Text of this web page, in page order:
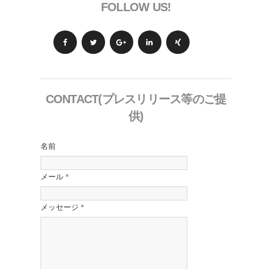
FOLLOW US!
CONTACT(プレスリリース等のご提
供)
名前
メール *
メッセージ *